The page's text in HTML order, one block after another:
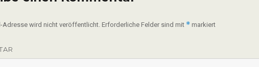
Adresse wird nicht veröffentlicht. Erforderliche Felder sind mit * markiert